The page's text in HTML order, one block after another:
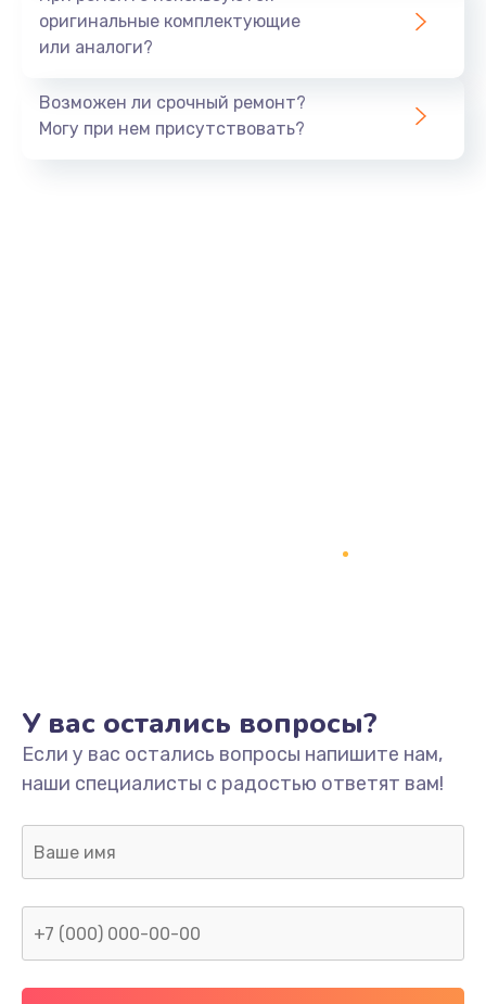
оригинальные комплектующие
или аналоги?
Возможен ли срочный ремонт?
Могу при нем присутствовать?
У вас остались вопросы?
Если у вас остались вопросы напишите нам,
наши специалисты с радостью ответят вам!